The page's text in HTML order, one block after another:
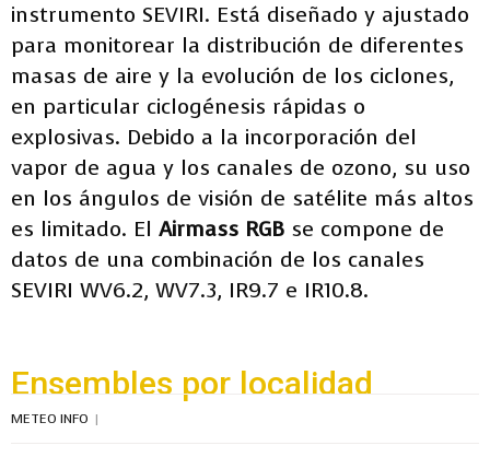
instrumento SEVIRI. Está diseñado y ajustado
para monitorear la distribución de diferentes
masas de aire y la evolución de los ciclones,
en particular ciclogénesis rápidas o
explosivas. Debido a la incorporación del
vapor de agua y los canales de ozono, su uso
en los ángulos de visión de satélite más altos
es limitado. El Airmass RGB se compone de
datos de una combinación de los canales
SEVIRI WV6.2, WV7.3, IR9.7 e IR10.8.
Ensembles por localidad
METEO INFO